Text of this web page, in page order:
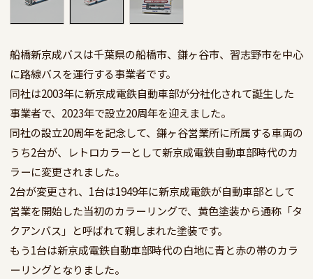
船橋新京成バスは千葉県の船橋市、鎌ヶ谷市、習志野市を中心
に路線バスを運行する事業者です。
同社は2003年に新京成電鉄自動車部が分社化されて誕生した
事業者で、2023年で設立20周年を迎えました。
同社の設立20周年を記念して、鎌ヶ谷営業所に所属する車両の
うち2台が、レトロカラーとして新京成電鉄自動車部時代のカ
ラーに変更されました。
2台が変更され、1台は1949年に新京成電鉄が自動車部として
営業を開始した当初のカラーリングで、黄色塗装から通称「タ
クアンバス」と呼ばれて親しまれた塗装です。
もう1台は新京成電鉄自動車部時代の白地に青と赤の帯のカラ
ーリングとなりました。